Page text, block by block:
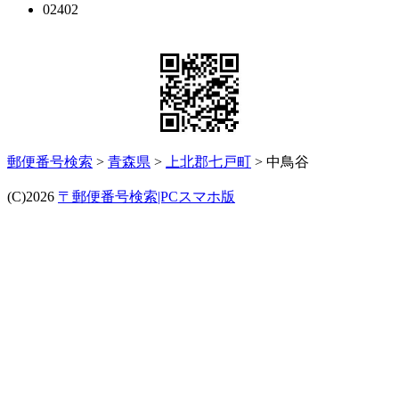
02402
郵便番号検索 > 青森県 > 上北郡七戸町 > 中鳥谷
(C)2026 〒郵便番号検索|PCスマホ版